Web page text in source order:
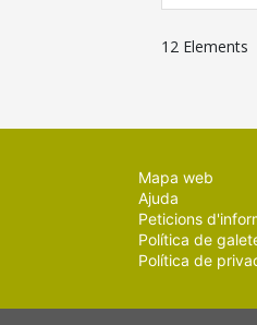
12 Elements
Mapa web
Ajuda
Peticions
Política de
Política de